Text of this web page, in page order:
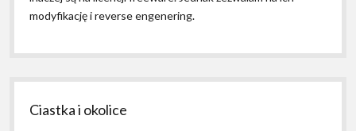
modyfikację i reverse engenering.
Ciastka i okolice